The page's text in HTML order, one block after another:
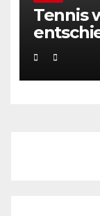
Tennis